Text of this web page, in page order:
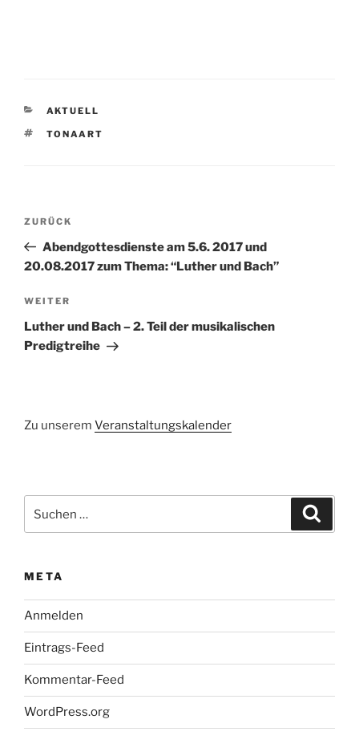
KATEGORIEN
AKTUELL
SCHLAGWÖRTER
TONAART
Beitragsnavigation
Vorheriger
Beitrag
ZURÜCK
Abendgottesdienste am 5.6. 2017 und
20.08.2017 zum Thema: “Luther und Bach”
Nächster
Beitrag
WEITER
Luther und Bach – 2. Teil der musikalischen
Predigtreihe
Zu unserem Veranstaltungskalender
nach:
META
Anmelden
Eintrags-Feed
Kommentar-Feed
WordPress.org